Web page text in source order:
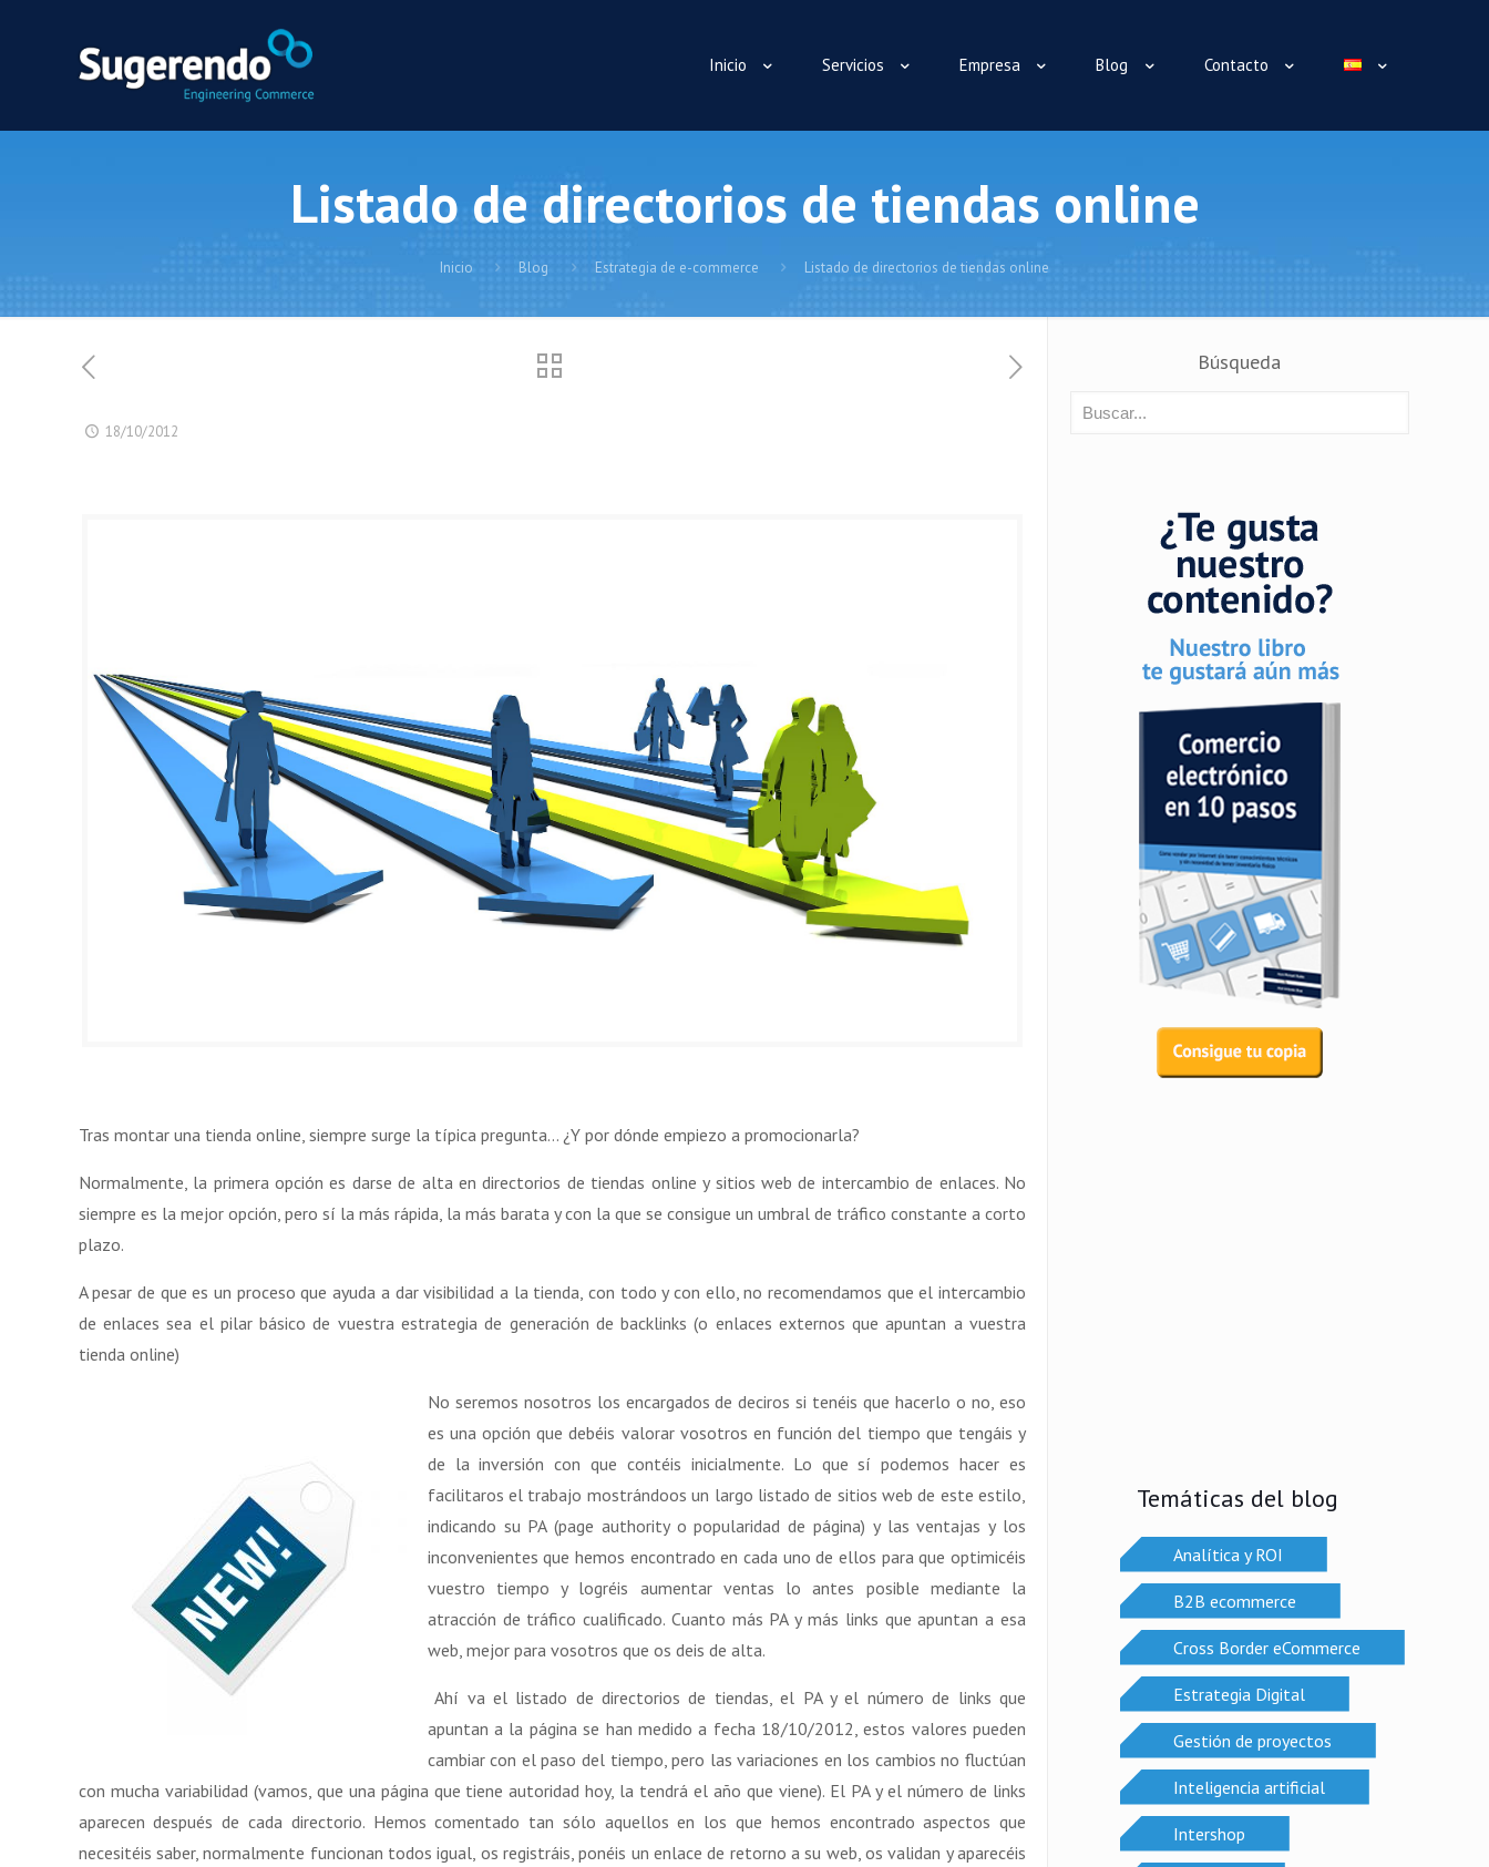
Inicio Servicios Empresa Blog Contacto
Listado de directorios de tiendas online
Inicio Blog Estrategia de e-commerce Listado de directorios de tiendas online
18/10/2012
Tras montar una tienda online, siempre surge la típica pregunta… ¿Y por dónde empiezo a promocionarla?
Normalmente, la primera opción es darse de alta en directorios de tiendas online y sitios web de intercambio de enlaces. No
siempre es la mejor opción, pero sí la más rápida, la más barata y con la que se consigue un umbral de tráfico constante a corto
plazo.
A pesar de que es un proceso que ayuda a dar visibilidad a la tienda, con todo y con ello, no recomendamos que el intercambio
de enlaces sea el pilar básico de vuestra estrategia de generación de backlinks (o enlaces externos que apuntan a vuestra
tienda online)
No seremos nosotros los encargados de deciros si tenéis que hacerlo o no, eso
es una opción que debéis valorar vosotros en función del tiempo que tengáis y
de la inversión con que contéis inicialmente. Lo que sí podemos hacer es
facilitaros el trabajo mostrándoos un largo listado de sitios web de este estilo,
indicando su PA (page authority o popularidad de página) y las ventajas y los
inconvenientes que hemos encontrado en cada uno de ellos para que optimicéis
vuestro tiempo y logréis aumentar ventas lo antes posible mediante la
atracción de tráfico cualificado. Cuanto más PA y más links que apuntan a esa
web, mejor para vosotros que os deis de alta.
Ahí va el listado de directorios de tiendas, el PA y el número de links que
apuntan a la página se han medido a fecha 18/10/2012, estos valores pueden
cambiar con el paso del tiempo, pero las variaciones en los cambios no fluctúan
con mucha variabilidad (vamos, que una página que tiene autoridad hoy, la tendrá el año que viene). El PA y el número de links
aparecen después de cada directorio. Hemos comentado tan sólo aquellos en los que hemos encontrado aspectos que
necesitéis saber, normalmente funcionan todos igual, os registráis, ponéis un enlace de retorno a su web, os validan y aparecéis
Búsqueda
Temáticas del blog
Analítica y ROI
B2B ecommerce
Cross Border eCommerce
Estrategia Digital
Gestión de proyectos
Inteligencia artificial
Intershop